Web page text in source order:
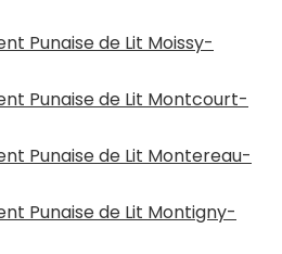
Punaise de Lit Moissy-
Punaise de Lit Montcourt-
Punaise de Lit Montereau-
Punaise de Lit Montigny-